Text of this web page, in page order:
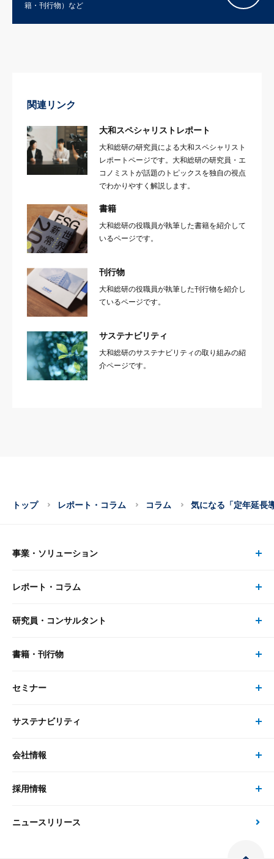
籍・刊行物）など
関連リンク
大和スペシャリストレポート
大和総研の研究員による大和スペシャリスト
レポートページです。大和総研の研究員・エ
コノミストが話題のトピックスを独自の視点
でわかりやすく解説します。
書籍
大和総研の役職員が執筆した書籍を紹介して
いるページです。
刊行物
大和総研の役職員が執筆した刊行物を紹介し
ているページです。
サステナビリティ
大和総研のサステナビリティの取り組みの紹
介ページです。
トップ レポート・コラム コラム 気になる「定年延長
事業・ソリューション
事業・ソリューション トップ
リサーチ
大和総研の強み
先端テクノロジーに基づく新たな価値の創出
レポート・コラム
レポート・コラム トップ
最新のレポート・コラム
政策分析
研究員・コンサルタント
研究員・コンサルタント トップ
研究員
書籍・刊行物
書籍・刊行物 トップ
書籍
セミナー
セミナー トップ
現在受付中のセミナー・イベント
サステナビリティ
サステナビリティの取り組み
次世代社会への貢献
会社情報
会社情報 トップ
会社概要・役員一覧
採用情報
採用情報 トップ
ニュースリリース